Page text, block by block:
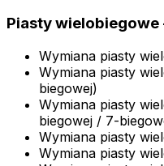
Piasty wielobiegowe
Wymiana piasty
Wymiana piasty
biegowej)
Wymiana piasty
biegowej / 7-
Wymiana piasty
Wymiana piasty